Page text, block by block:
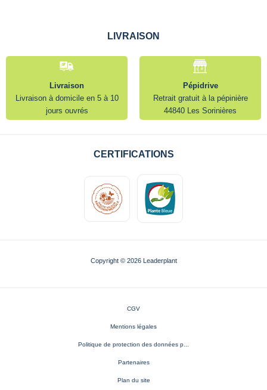
LIVRAISON
Livraison
Livraison à domicile en 5 à 10
jours ouvrés
Pépidrive
Retrait gratuit à la pépinière
44840 Les Sorinières
CERTIFICATIONS
Copyright © 2026 Leaderplant
CGV
Mentions légales
Politique de protection des données p...
Partenaires
Plan du site